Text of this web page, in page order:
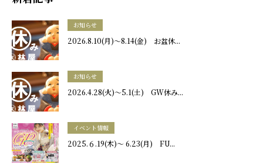
お知らせ
2026.8.10(月)～8.14(金) お盆休...
お知らせ
2026.4.28(火)～5.1(土) GW休み...
イベント情報
2025.６.19(木)～ 6.23(月) FU...